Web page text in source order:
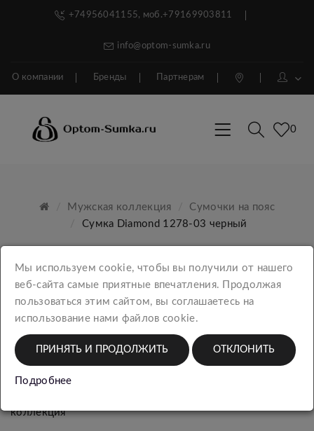
+74956041155, моб.+79169903811
info@optom-sumka.ru
О компании Бренды Партнерам
0
Мужская коллекция
Сумочки на пояс
Сумка Diamond 1278-03 черный
КАТЕГОРИИ
Новинки
коллекция
Мы используем cookie, чтобы вы получили от нашего
веб-сайта самые приятные впечатления. Продолжая
пользоваться этим сайтом, вы соглашаетесь на
использование нами файлов cookie.
ПРИНЯТЬ И ПРОДОЛЖИТЬ ОТКЛОНИТЬ
Подробнее